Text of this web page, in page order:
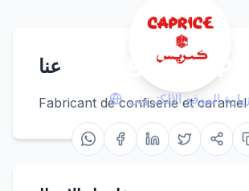
SPA SPS
زيارة الموقع الإلكتروني
عنا
Fabricant de confiserie et caramel